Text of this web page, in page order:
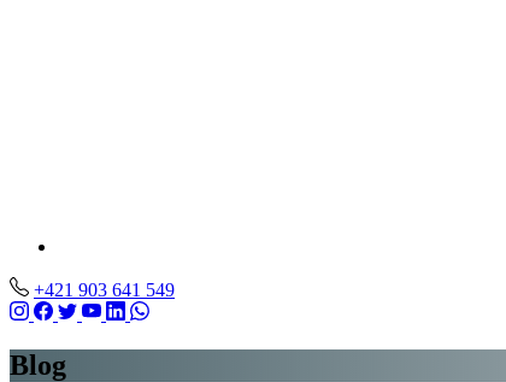
+421 903 641 549
Blog